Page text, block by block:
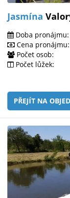
Jasmína
Doba pronájmu:
Cena pronájmu:
Počet osob:
Počet lůžek:
PŘEJÍT NA